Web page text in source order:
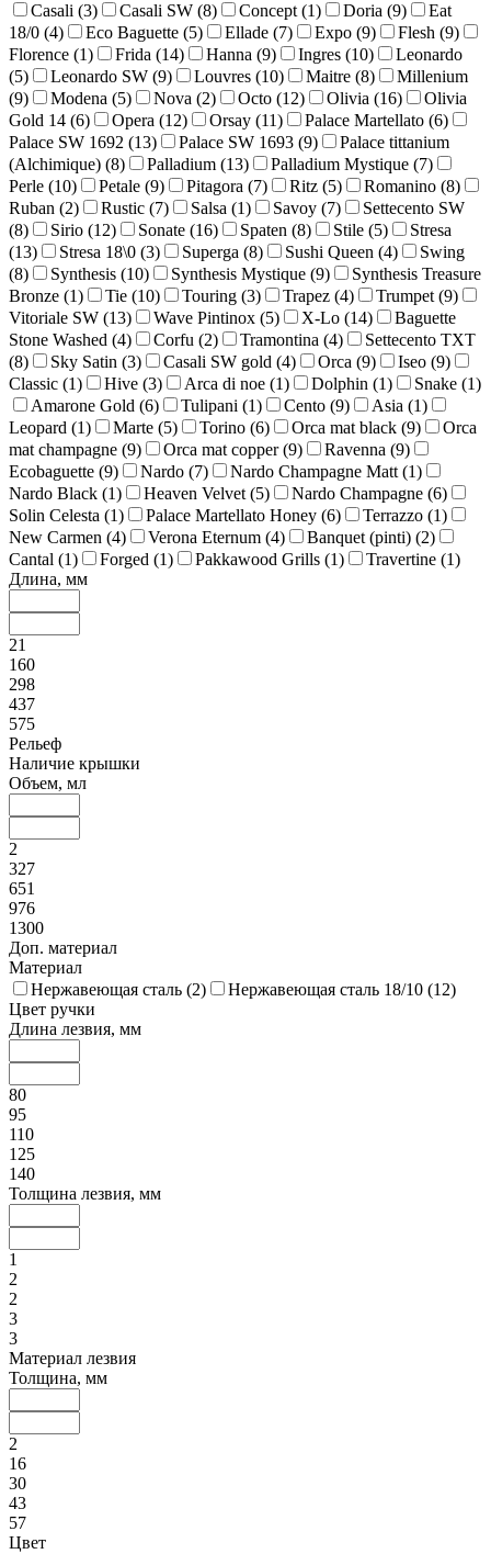
Casali (3) Casali SW (8) Concept (1) Doria (9)
Eat
18/0 (4) Eco Baguette (5) Ellade (7) Expo (9) Flesh (9)
Florence (1) Frida (14) Hanna (9) Ingres (10)
Leonardo
(5) Leonardo SW (9) Louvres (10) Maitre (8)
Millenium
(9) Modena (5) Nova (2) Octo (12) Olivia (16)
Olivia
Gold 14 (6) Opera (12) Orsay (11) Palace Martellato (6)
Palace SW 1692 (13) Palace SW 1693 (9)
Palace tittanium
(Alchimique) (8) Palladium (13) Palladium Mystique (7)
Perle (10) Petale (9) Pitagora (7) Ritz (5) Romanino (8)
Ruban (2) Rustic (7) Salsa (1) Savoy (7)
Settecento SW
(8) Sirio (12) Sonate (16) Spaten (8) Stile (5)
Stresa
(13) Stresa 18\0 (3) Superga (8) Sushi Queen (4)
Swing
(8) Synthesis (10) Synthesis Mystique (9)
Synthesis Treasure
Bronze (1) Tie (10) Touring (3) Trapez (4) Trumpet (9)
Vitoriale SW (13) Wave Pintinox (5) X-Lo (14)
Baguette
Stone Washed (4) Corfu (2) Tramontina (4)
Settecento TXT
(8) Sky Satin (3) Casali SW gold (4) Orca (9) Iseo (9)
Classic (1) Hive (3) Arca di noe (1) Dolphin (1) Snake (1)
Amarone Gold (6) Tulipani (1) Cento (9) Asia (1)
Leopard (1) Marte (5) Torino (6) Orca mat black (9)
Orca
mat champagne (9) Orca mat copper (9) Ravenna (9)
Ecobaguette (9) Nardo (7) Nardo Champagne Matt (1)
Nardo Black (1) Heaven Velvet (5) Nardo Champagne (6)
Solin Celesta (1) Palace Martellato Honey (6) Terrazzo (1)
New Carmen (4) Verona Eternum (4) Banquet (pinti) (2)
Cantal (1) Forged (1) Pakkawood Grills (1) Travertine (1)
Длина, мм
21
160
298
437
575
Рельеф
Наличие крышки
Объем, мл
2
327
651
976
1300
Доп. материал
Материал
Нержавеющая сталь (2) Нержавеющая сталь 18/10 (12)
Цвет ручки
Длина лезвия, мм
80
95
110
125
140
Толщина лезвия, мм
1
2
2
3
3
Материал лезвия
Толщина, мм
2
16
30
43
57
Цвет